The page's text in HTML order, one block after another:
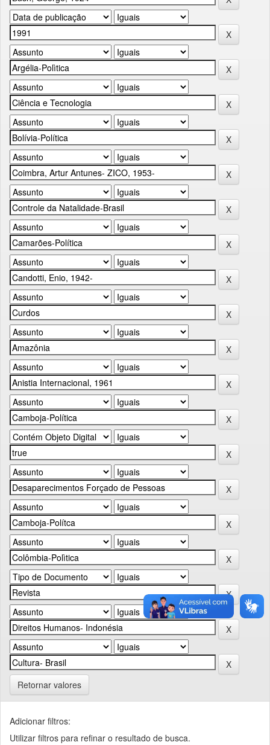
Retornar valores
Adicionar filtros:
Utilizar filtros para refinar o resultado de busca.